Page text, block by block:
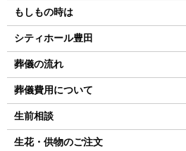
もしもの時は
シティホール豊田
葬儀の流れ
葬儀費用について
生前相談
生花・供物のご注文